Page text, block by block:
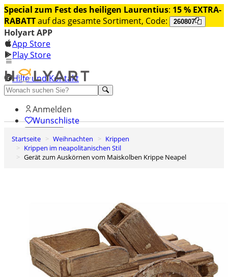
Special zum Fest des heiligen Laurentius: 15 % EXTRA-
RABATTauf das gesamte Sortiment, Code: 260807
Holyart APP
App Store
Play Store
Hilfe und Kontakt
Entdecken Sie Premium
Anmelden
Wunschliste
0
Warenkorb
Startseite Weihnachten
Krippen
Krippen im neapolitanischen Stil
Gerät zum Auskörnen vom Maiskolben Krippe Neapel